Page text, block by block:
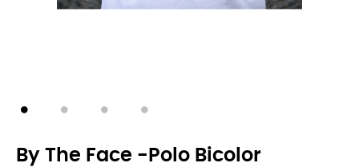
By The Face -Polo Bicolor